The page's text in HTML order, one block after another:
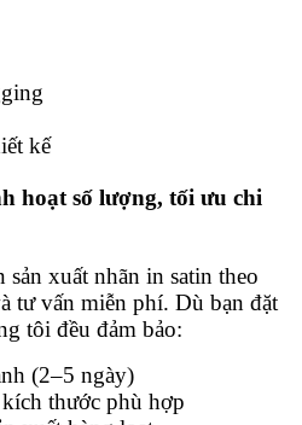
kế
hoạt số lượng, tối ưu chi
xuất nhãn in satin theo
tư vấn miễn phí. Dù bạn đặt
tôi đều đảm bảo:
(2–5 ngày)
thước phù hợp